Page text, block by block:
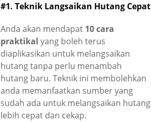
#1. Teknik Langsaikan Hutang Cepat
Anda akan mendapat 10 cara
praktikal yang boleh terus
diaplikasikan untuk melangsaikan
hutang tanpa perlu menambah
hutang baru. Teknik ini membolehkan
anda memanfaatkan sumber yang
sudah ada untuk melangsaikan hutang
lebih cepat dan cekap.